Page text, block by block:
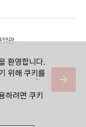
약관
환영합니다.
위해 쿠키를
하려면 쿠키